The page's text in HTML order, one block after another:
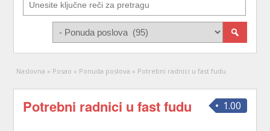
Naslovna » Posao » Ponuda poslova » Potrebni radnici u fast fudu
1.00
Potrebni radnici u fast fudu